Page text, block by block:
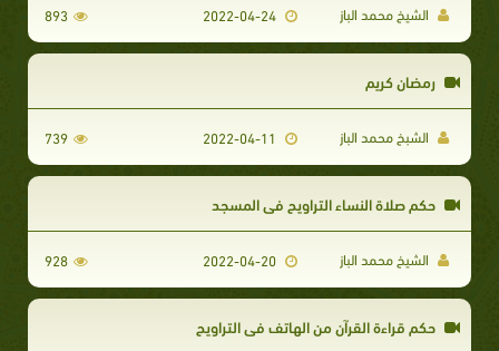
الشيخ محمد الباز 893
رمضان كريم
الشبخ محمد الباز 739
حكم صلاة النساء التراويح في المسجد
الشيخ محمد الباز 928
حكم قراءة القرآن من الهاتف في التراويح